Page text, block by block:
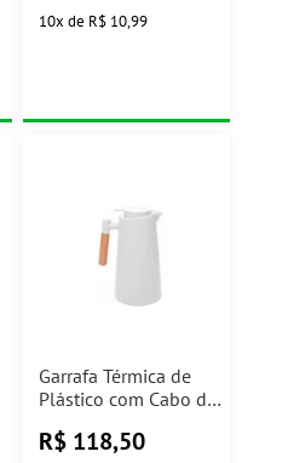
10x de R$ 10,99
Garrafa Térmica de
Plástico com Cabo de
Branca 1L Lyor
R$ 118,50